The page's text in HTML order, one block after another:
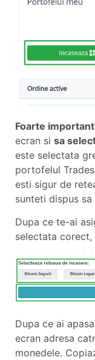
Foarte important
ecran si sa
este selectata
portofelul
esti sigur de
sunteti dispus
Dupa ce te-ai
selectata corect,
Dupa ce ai
ecran adresa
monedele.